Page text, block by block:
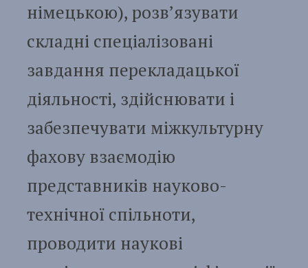
німецькою), розв’язувати
складні спеціалізовані
завдання перекладацької
діяльності, здійснювати і
забезпечувати міжкультурну
фахову взаємодію
представників науково-
технічної спільноти,
проводити наукові